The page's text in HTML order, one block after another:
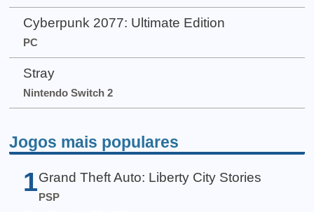
Cyberpunk 2077: Ultimate Edition
PC
Stray
Nintendo Switch 2
Jogos mais populares
1 Grand Theft Auto: Liberty City Stories
PSP